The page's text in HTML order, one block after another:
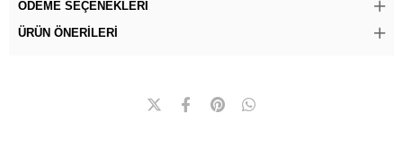
ÖDEME SEÇENEKLERI
ÜRÜN ÖNERILERI